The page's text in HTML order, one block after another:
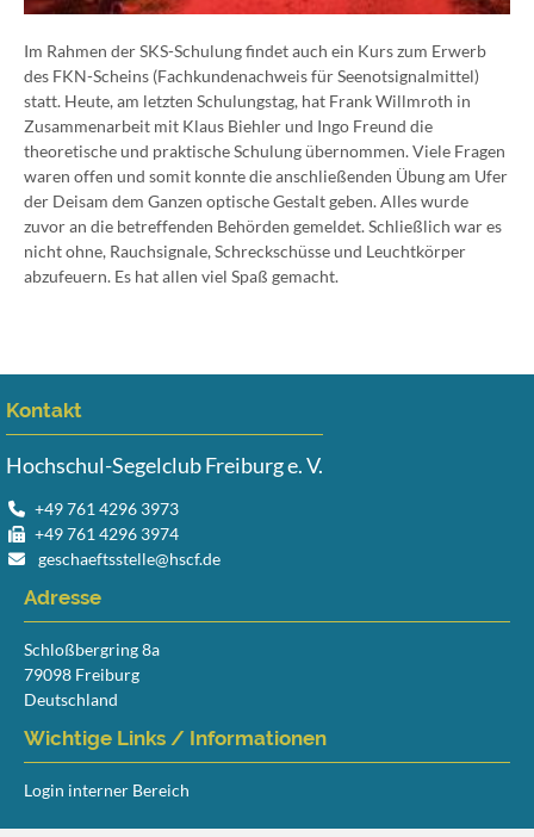
Im Rahmen der SKS-Schulung findet auch ein Kurs zum Erwerb
des FKN-Scheins (Fachkundenachweis für Seenotsignalmittel)
statt. Heute, am letzten Schulungstag, hat Frank Willmroth in
Zusammenarbeit mit Klaus Biehler und Ingo Freund die
theoretische und praktische Schulung übernommen. Viele Fragen
waren offen und somit konnte die anschließenden Übung am Ufer
der Deisam dem Ganzen optische Gestalt geben. Alles wurde
zuvor an die betreffenden Behörden gemeldet. Schließlich war es
nicht ohne, Rauchsignale, Schreckschüsse und Leuchtkörper
abzufeuern. Es hat allen viel Spaß gemacht.
Kontakt
Hochschul-Segelclub Freiburg e. V.
+49 761 4296 3973
+49 761 4296 3974
geschaeftsstelle@hscf.de
Adresse
Schloßbergring 8a
79098 Freiburg
Deutschland
Wichtige Links / Informationen
Login interner Bereich